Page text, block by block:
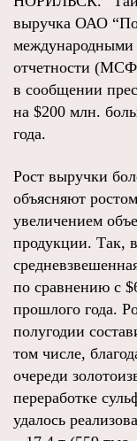
выручка ОАО
международными
отчетности
в сообщении
на $200 млн.
года.
Рост выручки
объясняют
увеличением
продукции. Так,
по сравнению с
прошлого года.
полугодии
том числе,
очереди
переработке
удалось